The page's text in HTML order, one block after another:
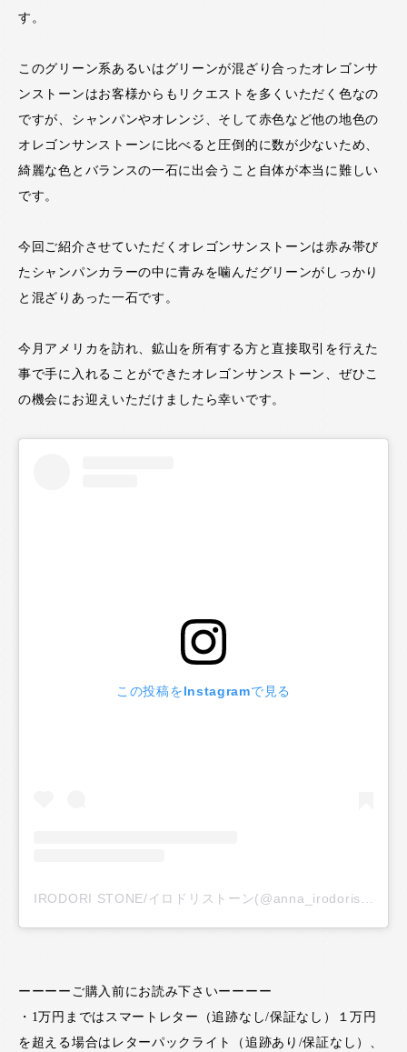
す。
このグリーン系あるいはグリーンが混ざり合ったオレゴンサ
ンストーンはお客様からもリクエストを多くいただく色なの
ですが、シャンパンやオレンジ、そして赤色など他の地色の
オレゴンサンストーンに比べると圧倒的に数が少ないため、
綺麗な色とバランスの一石に出会うこと自体が本当に難しい
です。
今回ご紹介させていただくオレゴンサンストーンは赤み帯び
たシャンパンカラーの中に青みを噛んだグリーンがしっかり
と混ざりあった一石です。
今月アメリカを訪れ、鉱山を所有する方と直接取引を行えた
事で手に入れることができたオレゴンサンストーン、ぜひこ
の機会にお迎えいただけましたら幸いです。
この投稿をInstagramで見る
ーーーーご購入前にお読み下さいーーーー
・1万円まではスマートレター（追跡なし/保証なし）１万円
を超える場合はレターパックライト（追跡あり/保証なし）、